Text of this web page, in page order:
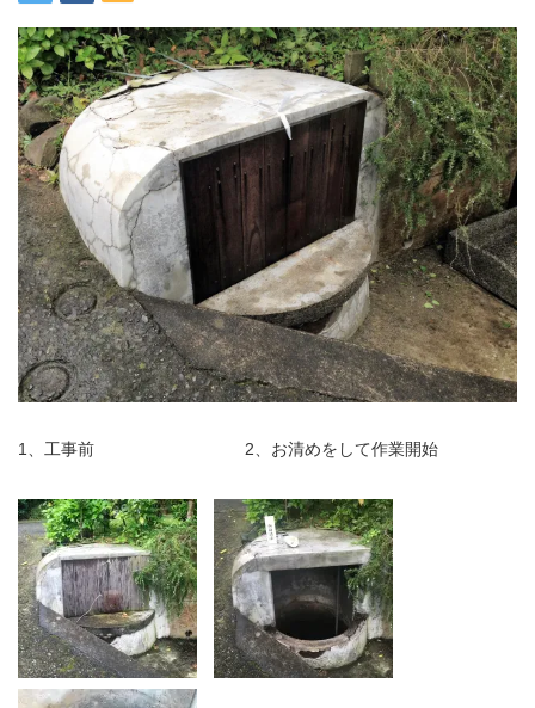
1、工事前 2、お清めをして作業開始